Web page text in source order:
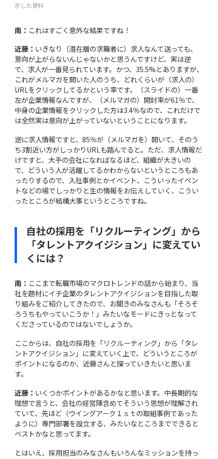
示した資料
南： これはすごく意外な結果ですね！
近藤： いきなり（潜在層の求職者に）求人なんて送っても、
意向が上がらないんじゃないかと思うんですけど、実は逆
で、求人が一番見られています。かつ、35.5%とありますが、
これがメルマガを開いた人のうち、どれくらいが（求人の）
URLをクリックしてるかという率です。（スライドの）一番
左が企業情報なんですが、（メルマガの）開封率が61％で、
中身の企業情報をクリックした方は3.4％なので、これだけで
は全然実は意向が上がっていないということになります。
逆に求人情報ですと、85％が（メルマガを）開いて、そのう
ち3割近い方がしっかりURLも踏んでると。ただ、求人情報だ
けですと、大手の会社になればなるほど、組織が大きいの
で、どういう人が活躍してるかわからないというところもあ
ったりするので、入社事例とかイベント、こういったイベン
トなどの場でしっかりと生の情報をお伝えしていく、こうい
ったところが結構大事というところですね。
自社の採用を「リクルーティング」から
「タレントアクイジション」に変えてい
くには？
南： ここまで転職市場のマクロトレンドの話から始まり、当
社を題材にイチ企業のタレントアクイジションを目指した取
り組みをご紹介してきたので、お聞きのみなさんも「そろそ
ろうちもやっていこうか！」みたいなモードにきっとなって
くださっているのではないでしょうか。
ここからは、自社の採用を「リクルーティング」から「タレ
ントアクイジション」に変えていく上で、どういうところが
ポイントになるのか、近藤さんと探っていきたいと思いま
す。
近藤： いくつかポイントがあるかなと思います。中長期的な
理想で言うと、会社の経営陣含めてそういう思想が理解され
ていて、先ほど（ウイングアーク１ｓｔの取組事例であった
ように）専門部署を設立する、みたいなところまでできると
ベストかなと思ってます。
とはいえ、採用担当のみなさんもいろんなミッションを持っ